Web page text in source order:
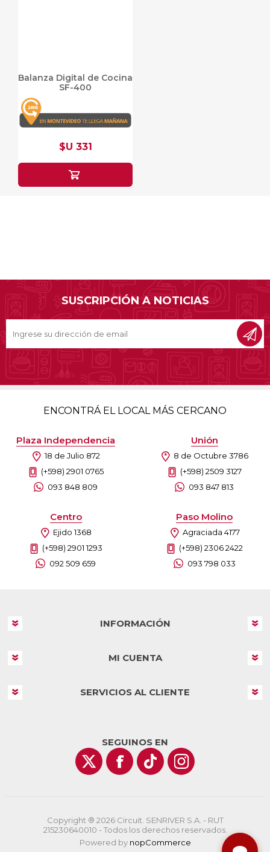
Balanza Digital de Cocina
SF-400
$U 331
SUSCRIPCIÓN A NOTICIAS
ENCONTRÁ EL LOCAL MÁS CERCANO
Plaza Independencia
18 de Julio 872
(+598) 2901 0765
093 848 809
Unión
8 de Octubre 3786
(+598) 2509 3127
093 847 813
Centro
Ejido 1368
(+598) 2901 1293
092 509 659
Paso Molino
Agraciada 4177
(+598) 2306 2422
093 798 033
INFORMACIÓN
MI CUENTA
SERVICIOS AL CLIENTE
SEGUINOS EN
Copyright ® 2026 Circuit. SENRIVER S.A. - RUT
215230640010 - Todos los derechos reservados.
Powered by nopCommerce